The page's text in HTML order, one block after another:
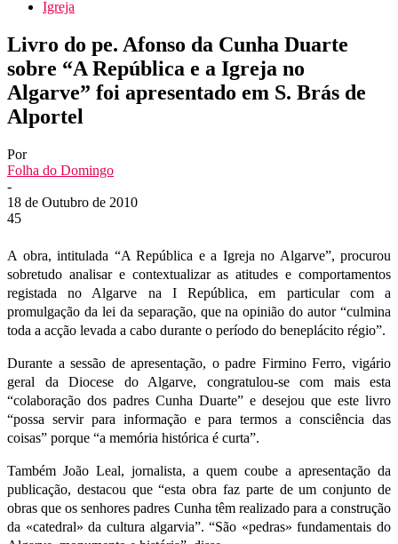
Igreja
Livro do pe. Afonso da Cunha Duarte
sobre “A República e a Igreja no
Algarve” foi apresentado em S. Brás de
Alportel
Por
Folha do Domingo
-
18 de Outubro de 2010
45
A obra, intitulada “A República e a Igreja no Algarve”, procurou
sobretudo analisar e contextualizar as atitudes e comportamentos
registada no Algarve na I República, em particular com a
promulgação da lei da separação, que na opinião do autor “culmina
toda a acção levada a cabo durante o período do beneplácito régio”.
Durante a sessão de apresentação, o padre Firmino Ferro, vigário
geral da Diocese do Algarve, congratulou-se com mais esta
“colaboração dos padres Cunha Duarte” e desejou que este livro
“possa servir para informação e para termos a consciência das
coisas” porque “a memória histórica é curta”.
Também João Leal, jornalista, a quem coube a apresentação da
publicação, destacou que “esta obra faz parte de um conjunto de
obras que os senhores padres Cunha têm realizado para a construção
da «catedral» da cultura algarvia”. “São «pedras» fundamentais do